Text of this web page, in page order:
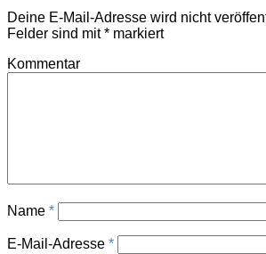
Deine E-Mail-Adresse wird nicht
Felder sind mit* markiert
Kommentar
Name *
E-Mail-Adresse *